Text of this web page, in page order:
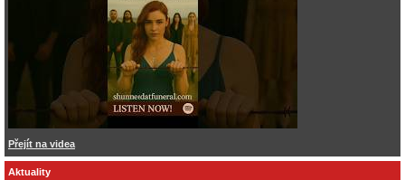
Přejít na videa
Aktuality